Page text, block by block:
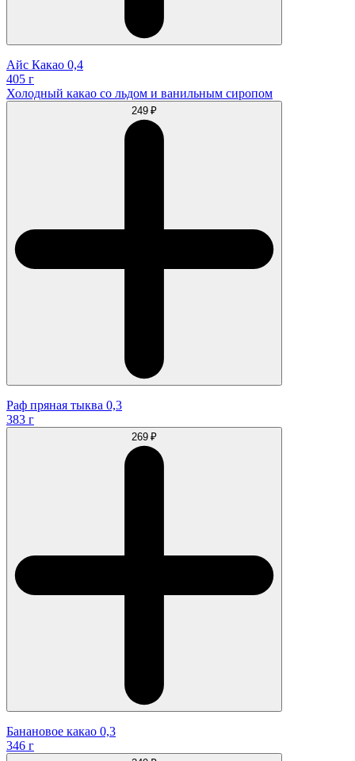
Айс Какао 0,4
405 г
Холодный какао со льдом и ванильным сиропом
249 ₽
Раф пряная тыква 0,3
383 г
269 ₽
Банановое какао 0,3
346 г